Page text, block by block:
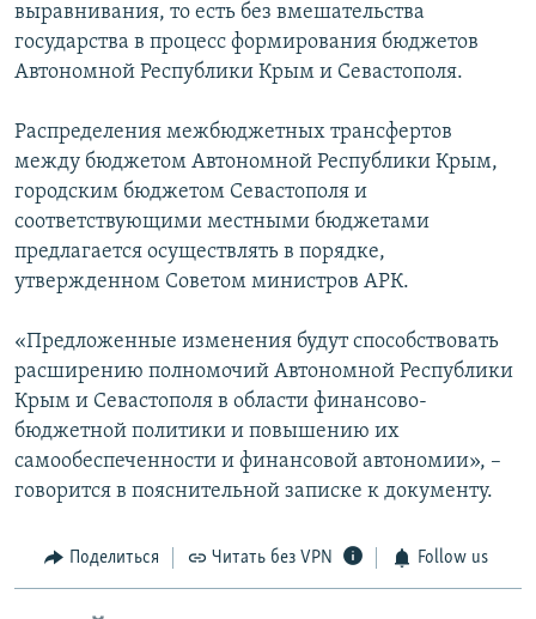
выравнивания, то есть без вмешательства
государства в процесс формирования бюджетов
Автономной Республики Крым и Севастополя.
Распределения межбюджетных трансфертов
между бюджетом Автономной Республики Крым,
городским бюджетом Севастополя и
соответствующими местными бюджетами
предлагается осуществлять в порядке,
утвержденном Советом министров АРК.
«Предложенные изменения будут способствовать
расширению полномочий Автономной Республики
Крым и Севастополя в области финансово-
бюджетной политики и повышению их
самообеспеченности и финансовой автономии», –
говорится в пояснительной записке к документу.
Поделиться Читать без VPN Follow us